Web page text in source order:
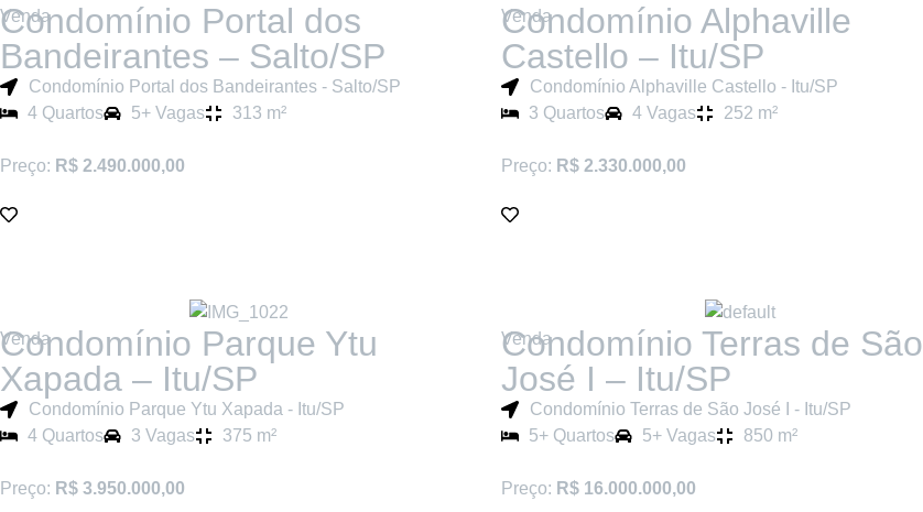
Venda
Condomínio Portal dos
Bandeirantes – Salto/SP
Condomínio Portal dos Bandeirantes - Salto/SP
4 Quartos
5+ Vagas 313 m²
Preço: R$ 2.490.000,00
Venda
Condomínio Alphaville
Castello – Itu/SP
Condomínio Alphaville Castello - Itu/SP
3 Quartos
4 Vagas 252 m²
Preço: R$ 2.330.000,00
Venda
Condomínio Parque Ytu
Xapada – Itu/SP
Condomínio Parque Ytu Xapada - Itu/SP
4 Quartos
3 Vagas 375 m²
Preço: R$ 3.950.000,00
Venda
Condomínio Terras de São
José I – Itu/SP
Condomínio Terras de São José I - Itu/SP
5+ Quartos
5+ Vagas 850 m²
Preço: R$ 16.000.000,00